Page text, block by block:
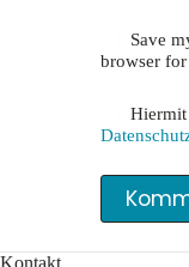
Save
browser
Hiermit
Kontakt